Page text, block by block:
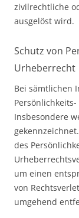
zivilrechtliche
ausgelöst wird.
Schutz von
Urheberrecht
Bei sämtlichen
Insbesondere
des
um einen
von
umgehend